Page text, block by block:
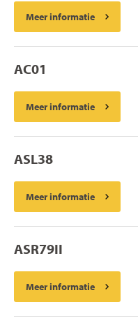
Meer informatie
AC01
Meer informatie
ASL38
Meer informatie
ASR79II
Meer informatie